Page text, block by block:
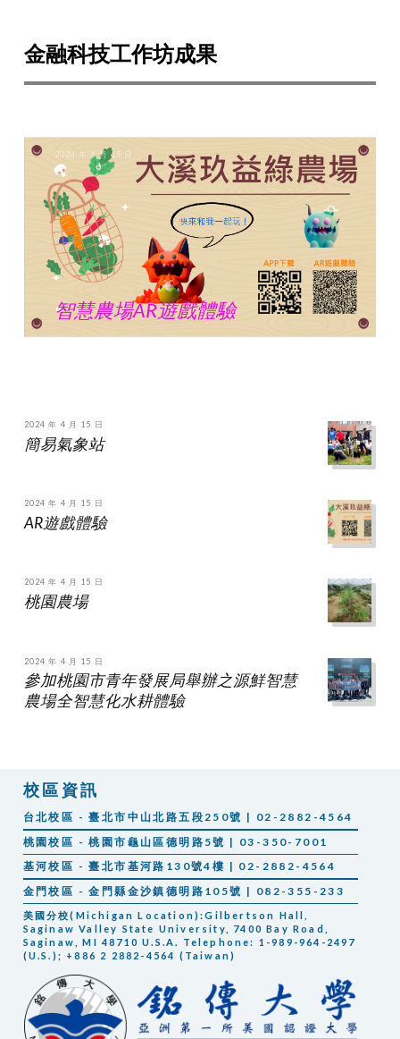
金融科技工作坊成果
2024 年 4 月 15 日
智慧農場AR遊戲體驗
2024 年 4 月 15 日
簡易氣象站
2024 年 4 月 15 日
AR遊戲體驗
2024 年 4 月 15 日
桃園農場
2024 年 4 月 15 日
參加桃園市青年發展局舉辦之源鮮智慧
農場全智慧化水耕體驗
校區資訊
台北校區 - 臺北市中山北路五段250號 | 02-2882-4564
桃園校區 - 桃園市龜山區德明路5號 | 03-350-7001
基河校區 - 臺北市基河路130號4樓 | 02-2882-4564
金門校區 - 金門縣金沙鎮德明路105號 | 082-355-233
美國分校(Michigan Location):Gilbertson Hall,
Saginaw Valley State University, 7400 Bay Road,
Saginaw, MI 48710 U.S.A. Telephone: 1-989-964-2497
(U.S.); +886 2 2882-4564 (Taiwan)